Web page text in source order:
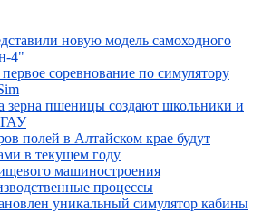
новую модель самоходного
4"
соревнование по симулятору
зерна пшеницы создают школьники и
ГАУ
полей в Алтайском крае будут
в текущем году
машиностроения
процессы
уникальный симулятор кабины